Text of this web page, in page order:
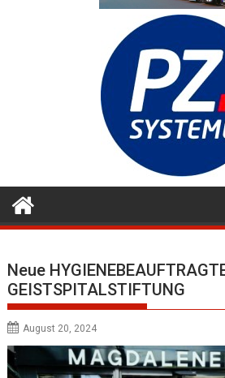
Neue
GEISTSPITALSTIFTUNG
August 20, 2024